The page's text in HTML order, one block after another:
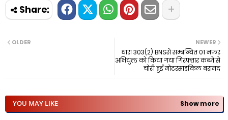
NEWER
धारा 303(2) BNSसे सम्बन्धित 01 नफर
अभियुक्त को किया गया गिरफ्तार कब्जे से
चोरी हुई मोटरसाइकिल बरामद
OLDER
YOU MAY LIKE Show more